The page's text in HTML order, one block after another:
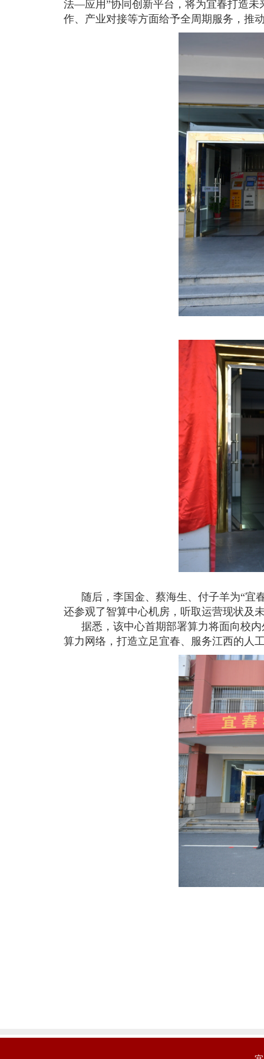
法—应用”协同创新平台，将为宜春打造未
作、产业对接等方面给予全周期服务，推
随后，李国金、蔡海生、付子羊为“宜
还参观了智算中心机房，听取运营现状及
据悉，该中心首期部署算力将面向校内
算力网络，打造立足宜春、服务江西的人